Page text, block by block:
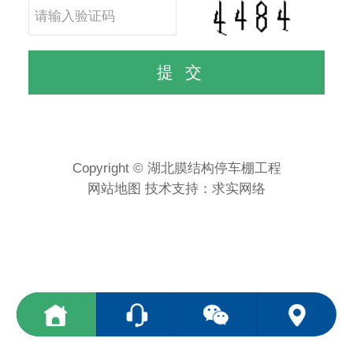
Copyright © 湖北膜结构停车棚工程
网站地图 技术支持： 求实网络